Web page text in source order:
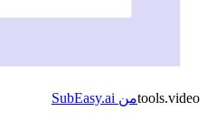
tools.video من